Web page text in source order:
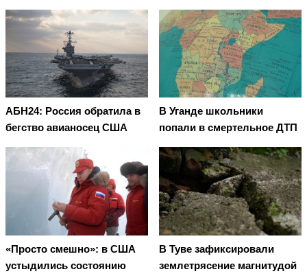
АБН24: Россия обратила в
бегство авианосец США
В Уганде школьники
попали в смертельное ДТП
«Просто смешно»: в США
устыдились состоянию
В Туве зафиксировали
землетрясение магнитудой